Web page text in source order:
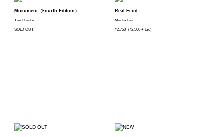
Monument（Fourth Edition）
Trent Parke
SOLD OUT
Real Food
Martin Parr
¥2,750（¥2,500 + tax）